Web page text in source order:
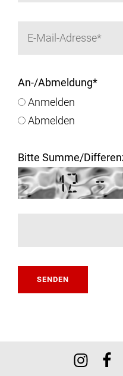
An-/Abmeldung*
Anmelden
Abmelden
Bitte Summe/
SENDEN